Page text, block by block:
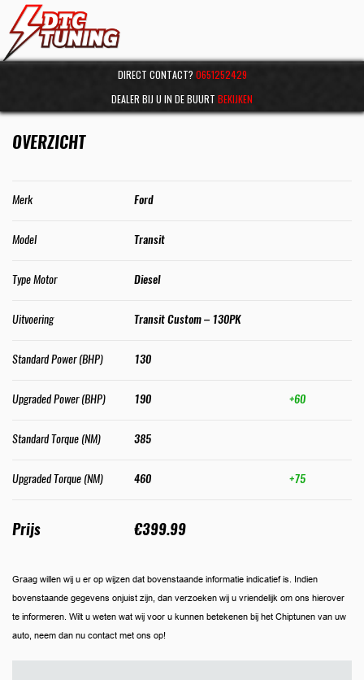
DIRECT CONTACT? 0651252429
DEALER BIJ U IN DE BUURT BEKIJKEN
OVERZICHT
Merk Ford
Model Transit
Type Motor Diesel
Uitvoering Transit Custom – 130PK
Standard Power (BHP) 130
Upgraded Power (BHP) 190 +60
Standard Torque (NM) 385
Upgraded Torque (NM) 460 +75
Prijs €399.99
Graag willen wij u er op wijzen dat bovenstaande informatie indicatief is. Indien
bovenstaande gegevens onjuist zijn, dan verzoeken wij u vriendelijk om ons hierover
te informeren. Wilt u weten wat wij voor u kunnen betekenen bij het Chiptunen van uw
auto, neem dan nu contact met ons op!